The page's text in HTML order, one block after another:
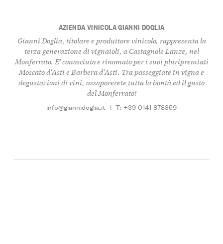
AZIENDA VINICOLA GIANNI DOGLIA
Gianni Doglia, titolare e produttore vinicolo, rappresenta la
terza generazione di vignaioli, a Castagnole Lanze, nel
Monferrato. E' conosciuto e rinomato per i suoi pluripremiati
Moscato d'Asti e Barbera d'Asti. Tra passeggiate in vigna e
degustazioni di vini, assaporerete tutta la bontà ed il gusto
del Monferrato!
info@giannidoglia.it | T: +39 0141 878359